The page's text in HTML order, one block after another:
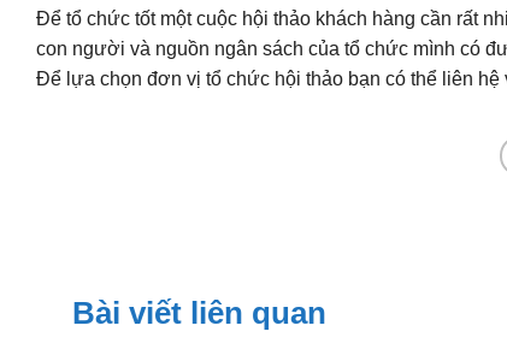
Để tổ chức tốt một cuộc hội thảo khách hàng cần rất
con người và nguồn ngân sách của tổ chức mình có
Để lựa chọn đơn vị tổ chức hội thảo bạn có thể liên
Bài viết liên quan